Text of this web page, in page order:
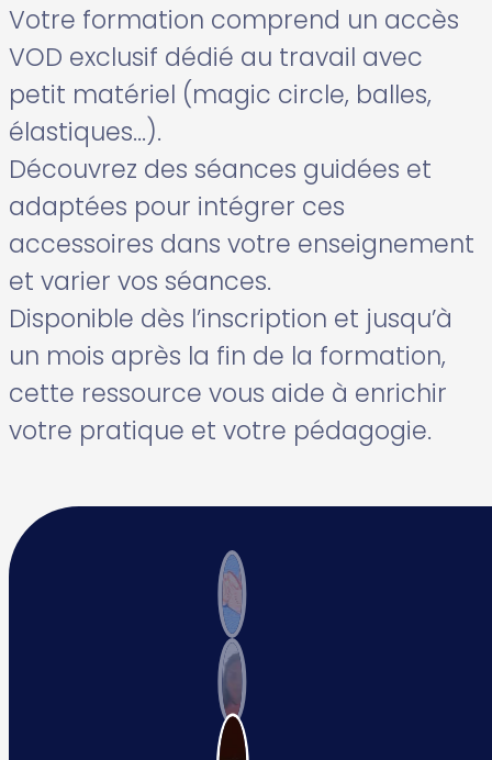
Votre formation comprend un accès
VOD exclusif dédié au travail avec
petit matériel (magic circle, balles,
élastiques…).
Découvrez des séances guidées et
adaptées pour intégrer ces
accessoires dans votre enseignement
et varier vos séances.
Disponible dès l’inscription et jusqu’à
un mois après la fin de la formation,
cette ressource vous aide à enrichir
votre pratique et votre pédagogie.